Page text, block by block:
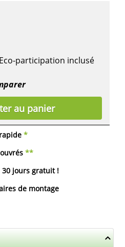
Eco-participation inclusé
*
**
30 jours gratuit!
de montage
au panier